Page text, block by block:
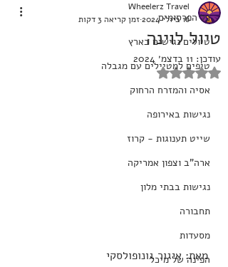
כל הפרסומים
טיולים נגישים בארץ
טיפים למטיילים עם מגבלה
אסיה והמזרח הרחוק
נגישות באירופה
שייט תענוגות - קרוז
ארה"ב וצפון אמריקה
נגישות בבתי מלון
תחבורה
מסעדות
הפינה של מיכל
טיול לוינה
Wheelerz Travel
16 ביולי 2024
זמן קריאה 3 דקות
עודכן: 11 בדצמ׳ 2024
דירוג של NaN מתוך 5 כוכבים
מאת: איגור גונופולסקי